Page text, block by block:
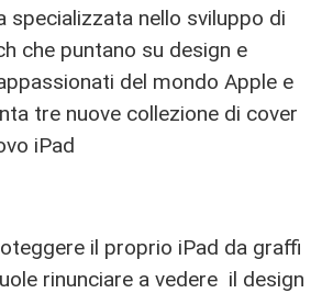
specializzata nello sviluppo di
che puntano su design e
del mondo Apple e
tre nuove collezione di cover
iPad
il proprio iPad da graffi
rinunciare a vedere il design